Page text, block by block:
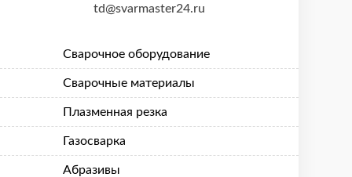
td@svarmaster24.ru
Сварочное оборудование
Сварочные материалы
Плазменная резка
Газосварка
Абразивы